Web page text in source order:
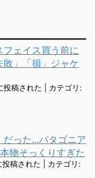
フェイス買う前に
」「損」ジャケ
稿された
カテゴリ:
だった...パタゴニア
物そっくりすぎた
稿された
カテゴリ: